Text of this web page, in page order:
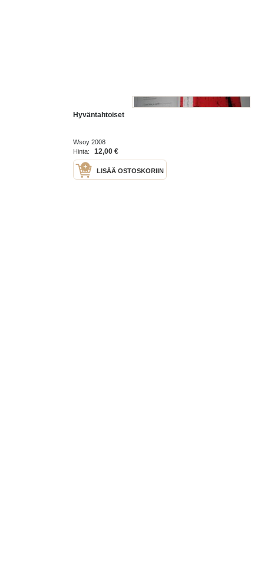
Hyväntahtoiset
Wsoy 2008
Hinta:
12,00 €
LISÄÄ OSTOSKORIIN